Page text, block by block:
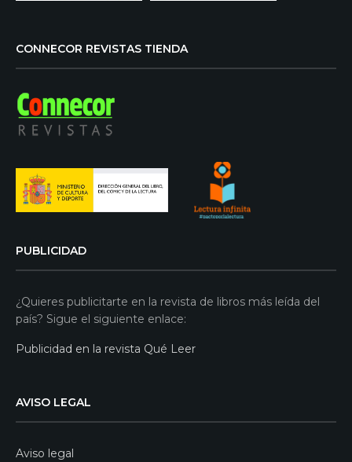
CONNECOR REVISTAS TIENDA
PUBLICIDAD
¿Quieres publicitarte en la revista de libros más leída del
país? Sigue el siguiente enlace:
Publicidad en la revista Qué Leer
AVISO LEGAL
Aviso legal